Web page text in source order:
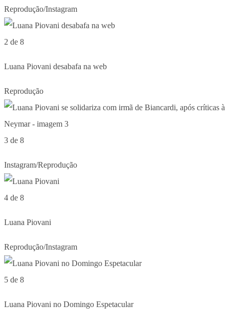
Reprodução/Instagram
2 de 8
Luana Piovani desabafa na web
Reprodução
3 de 8
Instagram/Reprodução
4 de 8
Luana Piovani
Reprodução/Instagram
5 de 8
Luana Piovani no Domingo Espetacular